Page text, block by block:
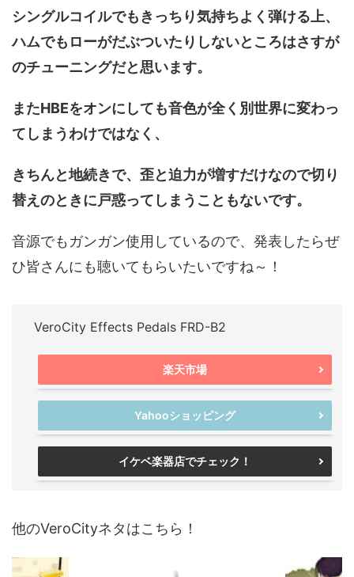
シングルコイルでもきっちり気持ちよく弾ける上、
ハムでもローがだぶついたりしないところはさすが
のチューニングだと思います。
またHBEをオンにしても音色が全く別世界に変わっ
てしまうわけではなく、
きちんと地続きで、歪と迫力が増すだけなので切り
替えのときに戸惑ってしまうこともないです。
音源でもガンガン使用しているので、発表したらぜ
ひ皆さんにも聴いてもらいたいですね～！
VeroCity Effects Pedals FRD-B2
楽天市場
Yahooショッピング
イケベ楽器店でチェック！
他のVeroCityネタはこちら！